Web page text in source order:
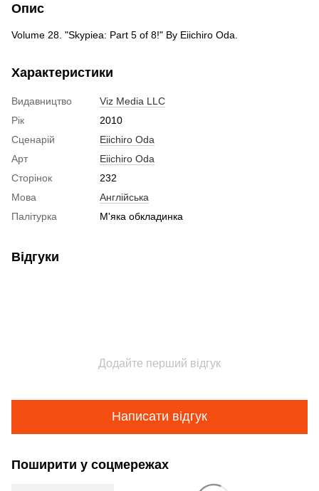
Опис
Volume 28. "Skypiea: Part 5 of 8!" By Eiichiro Oda.
Характеристики
Видавництво
Viz Media LLC
Рік
2010
Сценарій
Eiichiro Oda
Арт
Eiichiro Oda
Сторінок
232
Мова
Англійська
Палітурка
М'яка обкладинка
Відгуки
Додайте перший відгук
Написати відгук
Поширити у соцмережах